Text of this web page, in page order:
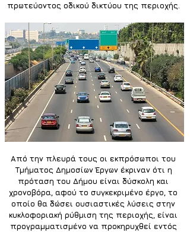
πρωτεύοντος οδικού δικτύου της περιοχής.
Από την πλευρά τους οι εκπρόσωποι του
Τμήματος Δημοσίων Έργων έκριναν ότι η
πρόταση του Δήμου είναι δύσκολη και
χρονοβόρα, αφού το συγκεκριμένο έργο, το
οποίο θα δώσει ουσιαστικές λύσεις στην
κυκλοφοριακή ρύθμιση της περιοχής, είναι
προγραμματισμένο να προκηρυχθεί εντός